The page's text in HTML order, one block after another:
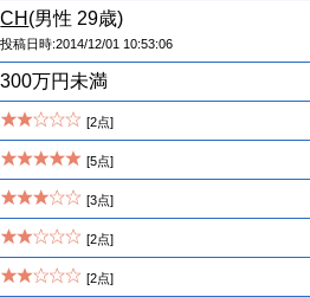
CH (男性 29歳)
投稿日時:2014/12/01 10:53:06
300万円未満
[2点]
[5点]
[3点]
[2点]
[2点]